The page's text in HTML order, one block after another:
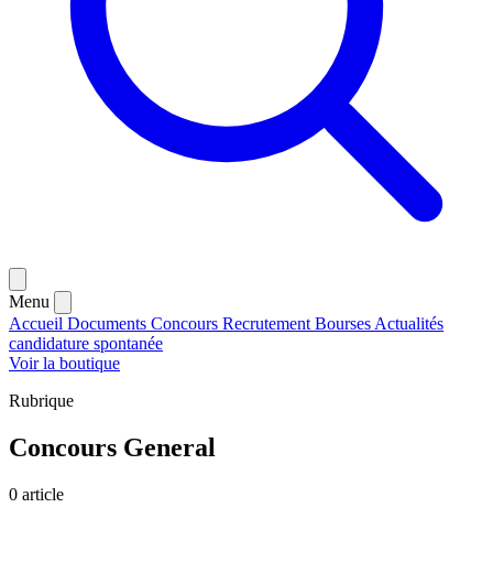
Menu
Accueil Documents Concours Recrutement Bourses Actualités
candidature spontanée
Voir la boutique
Rubrique
Concours General
0 article